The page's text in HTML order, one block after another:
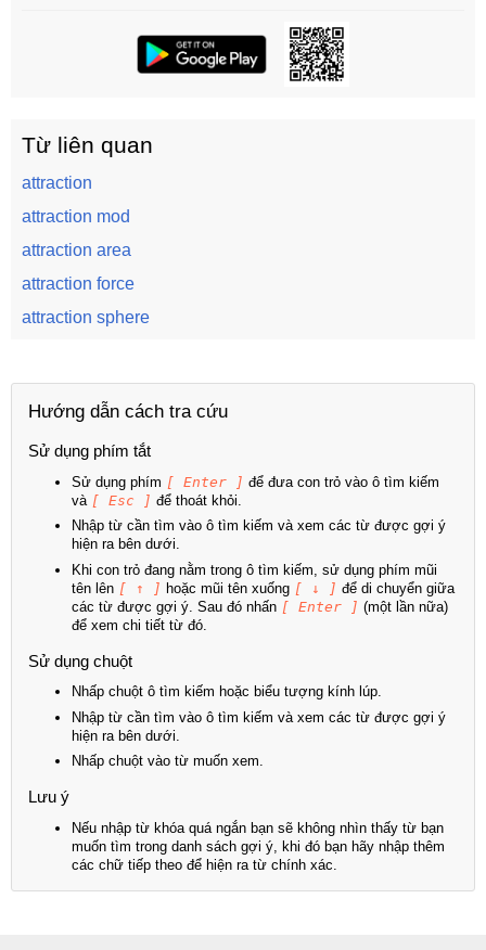
Từ liên quan
attraction
attraction mod
attraction area
attraction force
attraction sphere
Hướng dẫn cách tra cứu
Sử dụng phím tắt
Sử dụng phím [ Enter ] để đưa con trỏ vào ô tìm kiếm
và [ Esc ] để thoát khỏi.
Nhập từ cần tìm vào ô tìm kiếm và xem các từ được gợi ý
hiện ra bên dưới.
Khi con trỏ đang nằm trong ô tìm kiếm, sử dụng phím mũi
tên lên [ ↑ ] hoặc mũi tên xuống [ ↓ ] để di chuyển giữa
các từ được gợi ý. Sau đó nhấn [ Enter ] (một lần nữa)
để xem chi tiết từ đó.
Sử dụng chuột
Nhấp chuột ô tìm kiếm hoặc biểu tượng kính lúp.
Nhập từ cần tìm vào ô tìm kiếm và xem các từ được gợi ý
hiện ra bên dưới.
Nhấp chuột vào từ muốn xem.
Lưu ý
Nếu nhập từ khóa quá ngắn bạn sẽ không nhìn thấy từ bạn
muốn tìm trong danh sách gợi ý, khi đó bạn hãy nhập thêm
các chữ tiếp theo để hiện ra từ chính xác.